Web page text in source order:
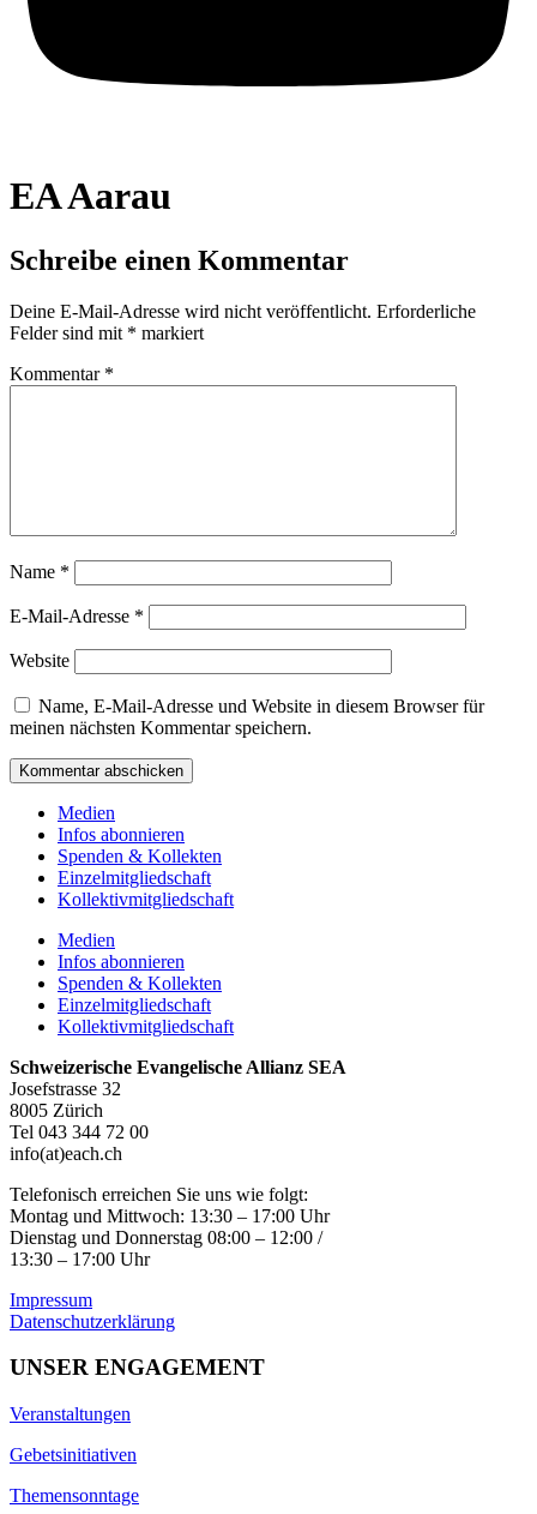
EA Aarau
Schreibe einen Kommentar
Deine E-Mail-Adresse wird nicht veröffentlicht. Erforderliche
Felder sind mit * markiert
Kommentar *
Name *
E-Mail-Adresse *
Website
Name, E-Mail-Adresse und Website in diesem Browser für
meinen nächsten Kommentar speichern.
Medien
Infos abonnieren
Spenden & Kollekten
Einzelmitgliedschaft
Kollektivmitgliedschaft
Medien
Infos abonnieren
Spenden & Kollekten
Einzelmitgliedschaft
Kollektivmitgliedschaft
Schweizerische Evangelische Allianz SEA
Josefstrasse 32
8005 Zürich
Tel 043 344 72 00
info(at)each.ch
Telefonisch erreichen Sie uns wie folgt:
Montag und Mittwoch: 13:30 – 17:00 Uhr
Dienstag und Donnerstag 08:00 – 12:00 /
13:30 – 17:00 Uhr
Impressum
Datenschutzerklärung
UNSER ENGAGEMENT
Veranstaltungen
Gebetsinitiativen
Themensonntage